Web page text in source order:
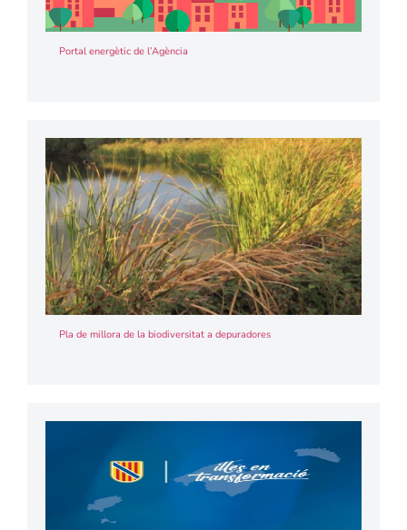
Portal energètic de l’Agència
Pla de millora de la biodiversitat a depuradores